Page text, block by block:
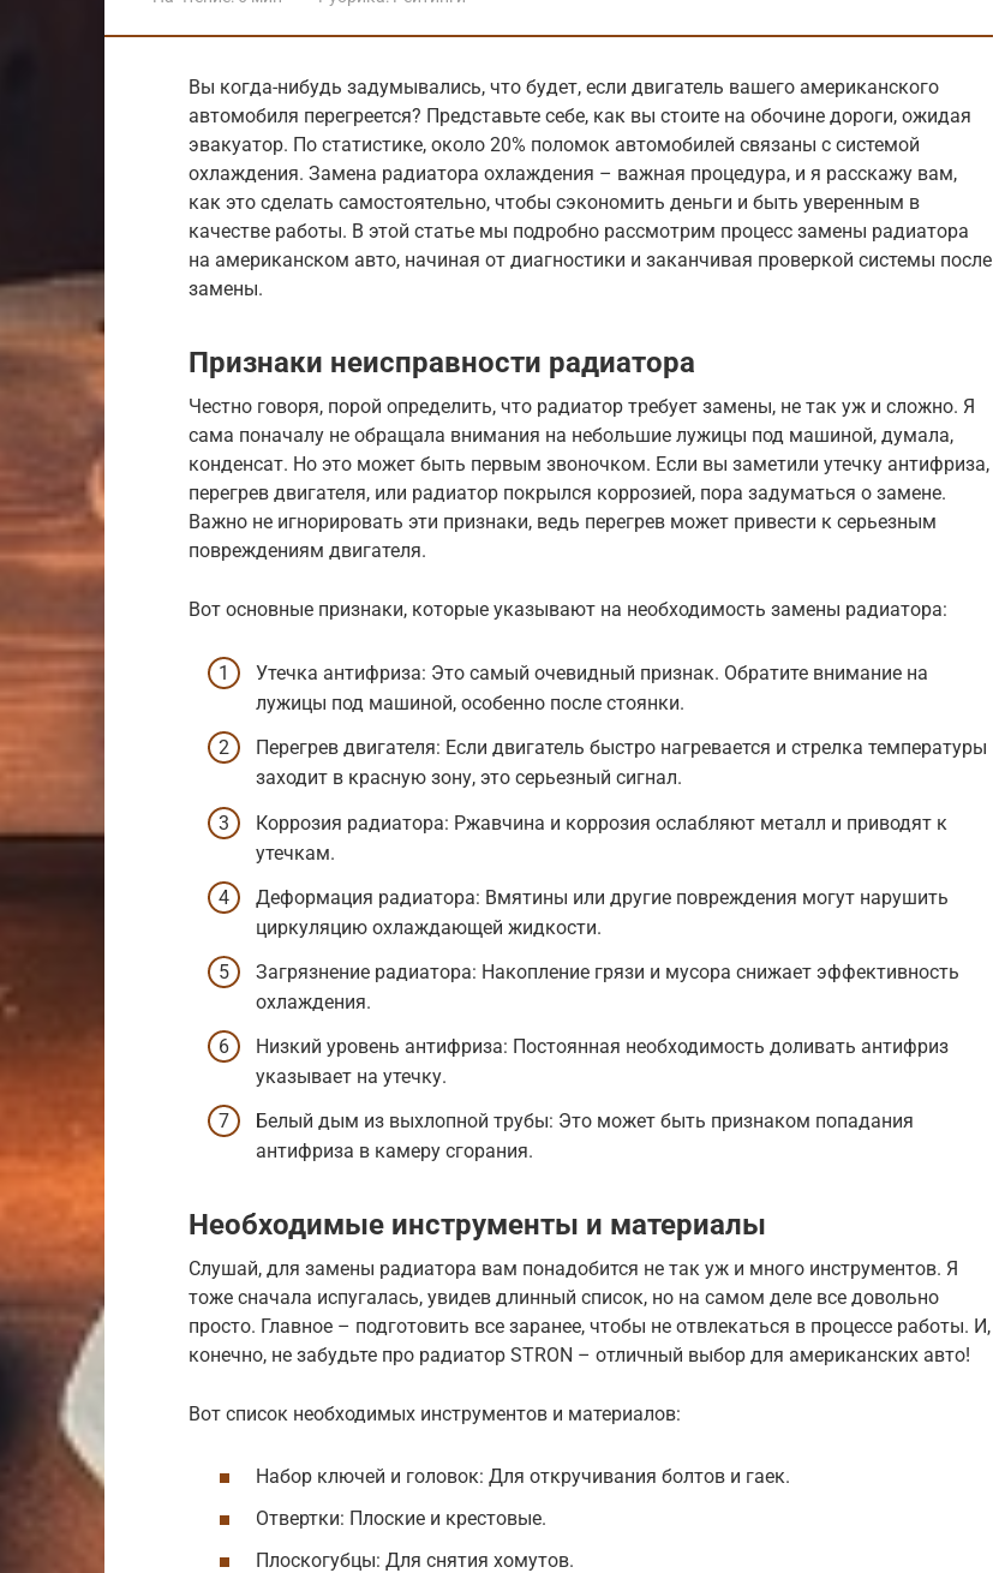
Вы когда-нибудь задумывались, что будет, если двигатель вашего американского
автомобиля перегреется? Представьте себе, как вы стоите на обочине дороги, ожидая
эвакуатор. По статистике, около 20% поломок автомобилей связаны с системой
охлаждения. Замена радиатора охлаждения – важная процедура, и я расскажу вам,
как это сделать самостоятельно, чтобы сэкономить деньги и быть уверенным в
качестве работы. В этой статье мы подробно рассмотрим процесс замены радиатора
на американском авто, начиная от диагностики и заканчивая проверкой системы после
замены.
Признаки неисправности радиатора
Честно говоря, порой определить, что радиатор требует замены, не так уж и сложно. Я
сама поначалу не обращала внимания на небольшие лужицы под машиной, думала,
конденсат. Но это может быть первым звоночком. Если вы заметили утечку антифриза,
перегрев двигателя, или радиатор покрылся коррозией, пора задуматься о замене.
Важно не игнорировать эти признаки, ведь перегрев может привести к серьезным
повреждениям двигателя.
Вот основные признаки, которые указывают на необходимость замены радиатора:
Утечка антифриза: Это самый очевидный признак. Обратите внимание на
лужицы под машиной, особенно после стоянки.
Перегрев двигателя: Если двигатель быстро нагревается и стрелка температуры
заходит в красную зону, это серьезный сигнал.
Коррозия радиатора: Ржавчина и коррозия ослабляют металл и приводят к
утечкам.
Деформация радиатора: Вмятины или другие повреждения могут нарушить
циркуляцию охлаждающей жидкости.
Загрязнение радиатора: Накопление грязи и мусора снижает эффективность
охлаждения.
Низкий уровень антифриза: Постоянная необходимость доливать антифриз
указывает на утечку.
Белый дым из выхлопной трубы: Это может быть признаком попадания
антифриза в камеру сгорания.
Необходимые инструменты и материалы
Слушай, для замены радиатора вам понадобится не так уж и много инструментов. Я
тоже сначала испугалась, увидев длинный список, но на самом деле все довольно
просто. Главное – подготовить все заранее, чтобы не отвлекаться в процессе работы. И,
конечно, не забудьте про радиатор STRON – отличный выбор для американских авто!
Вот список необходимых инструментов и материалов:
Набор ключей и головок: Для откручивания болтов и гаек.
Отвертки: Плоские и крестовые.
Плоскогубцы: Для снятия хомутов.